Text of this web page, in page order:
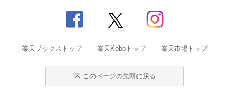
楽天ブックストップ 楽天Koboトップ 楽天市場トップ
このページの先頭に戻る